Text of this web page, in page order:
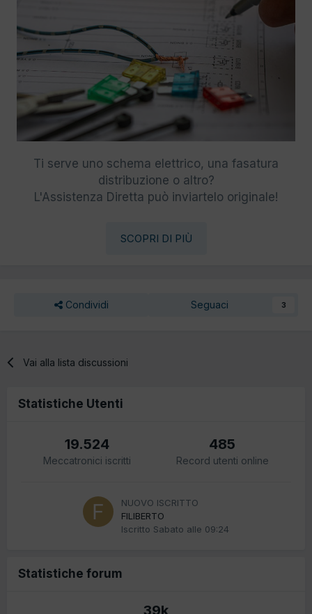
Ti serve uno schema elettrico, una fasatura
distribuzione o altro?
L'Assistenza Diretta può inviartelo originale!
SCOPRI DI PIÙ
Condividi Seguaci 3
Vai alla lista discussioni
Statistiche Utenti
19.524
Meccatronici iscritti
485
Record utenti online
NUOVO ISCRITTO
FILIBERTO
Iscritto Sabato alle 09:24
Statistiche forum
39k